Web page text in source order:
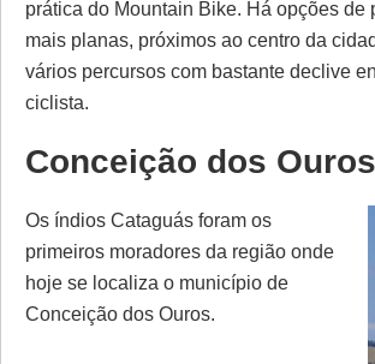
prática do Mountain Bike. Há opções
mais planas, próximos ao centro da
vários percursos com bastante declive
ciclista.
Conceição dos Ouros
Os índios Cataguás foram os
primeiros moradores da região onde
hoje se localiza o município de
Conceição dos Ouros.